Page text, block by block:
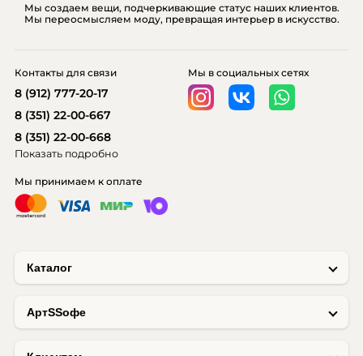
Мы создаем вещи, подчеркивающие статус наших клиентов.
Мы переосмысляем моду, превращая интерьер в искусство.
Каталог
AртSSофе
Мы принимаем к оплате
Мы в социальных сетях
Контакты для связи
8 (912) 777-20-17
8 (351) 22-00-667
8 (351) 22-00-668
Показать подробно